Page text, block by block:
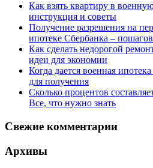
Как взять квартиру в
инструкция и советы
Получение разрешения на
ипотеке Сбербанка –
Как сделать недорогой
идеи для экономии
Когда дается военная
для получения
Сколько процентов
Все, что нужно знать
Свежие комментарии
Архивы